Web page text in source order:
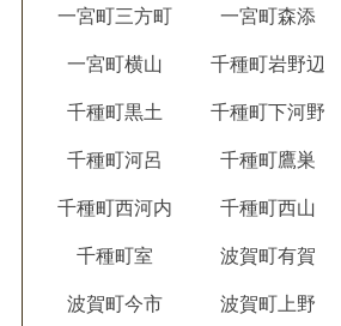
一宮町三方町 一宮町森添
一宮町横山 千種町岩野辺
千種町黒土 千種町下河野
千種町河呂 千種町鷹巣
千種町西河内 千種町西山
千種町室 波賀町有賀
波賀町今市 波賀町上野